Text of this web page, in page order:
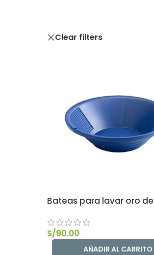
Clear filters
Bateas para lavar oro de
S/90.00
AÑADIR AL CARRITO